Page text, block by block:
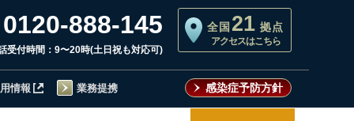
0120-888-145
受付時間：9〜20時(土日祝も対応可)
全国 21 拠点
アクセスはこちら
情報 業務提携 感染症予防方針